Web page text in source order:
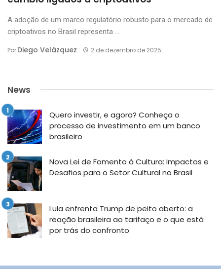
A adoção de um marco regulatório robusto para o mercado de
criptoativos no Brasil representa ...
PorDiego Velázquez 2 de dezembro de 2025
News
Quero investir, e agora? Conheça o
processo de investimento em um banco
brasileiro
Nova Lei de Fomento à Cultura: Impactos e
Desafios para o Setor Cultural no Brasil
Lula enfrenta Trump de peito aberto: a
reação brasileira ao tarifaço e o que está
por trás do confronto